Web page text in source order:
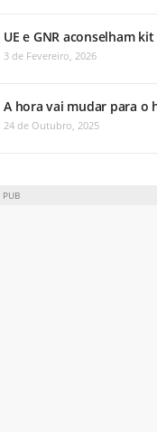
UE e GNR aconselham
3 de Fevereiro, 2026
A hora vai mudar para o
24 de Outubro, 2025
PUB